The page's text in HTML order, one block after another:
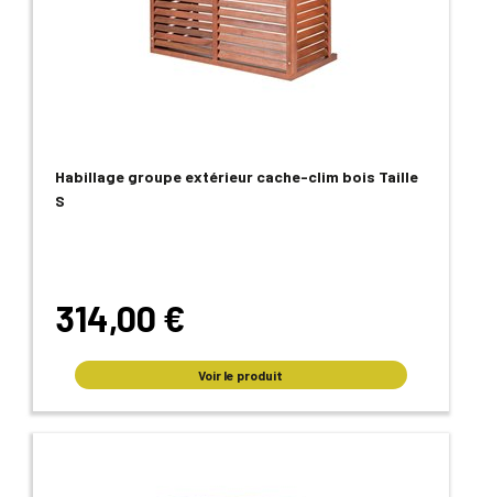
Habillage groupe extérieur cache-clim bois Taille
S
314,00 €
Voir le produit